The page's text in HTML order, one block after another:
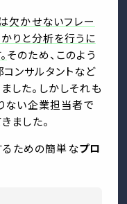
欠かせないフレー
りと分析を行うに
そのため、このよう
ンサルタントなど
した。しかしそれも
ない企業担当者で
ました。
るための簡単なプロ